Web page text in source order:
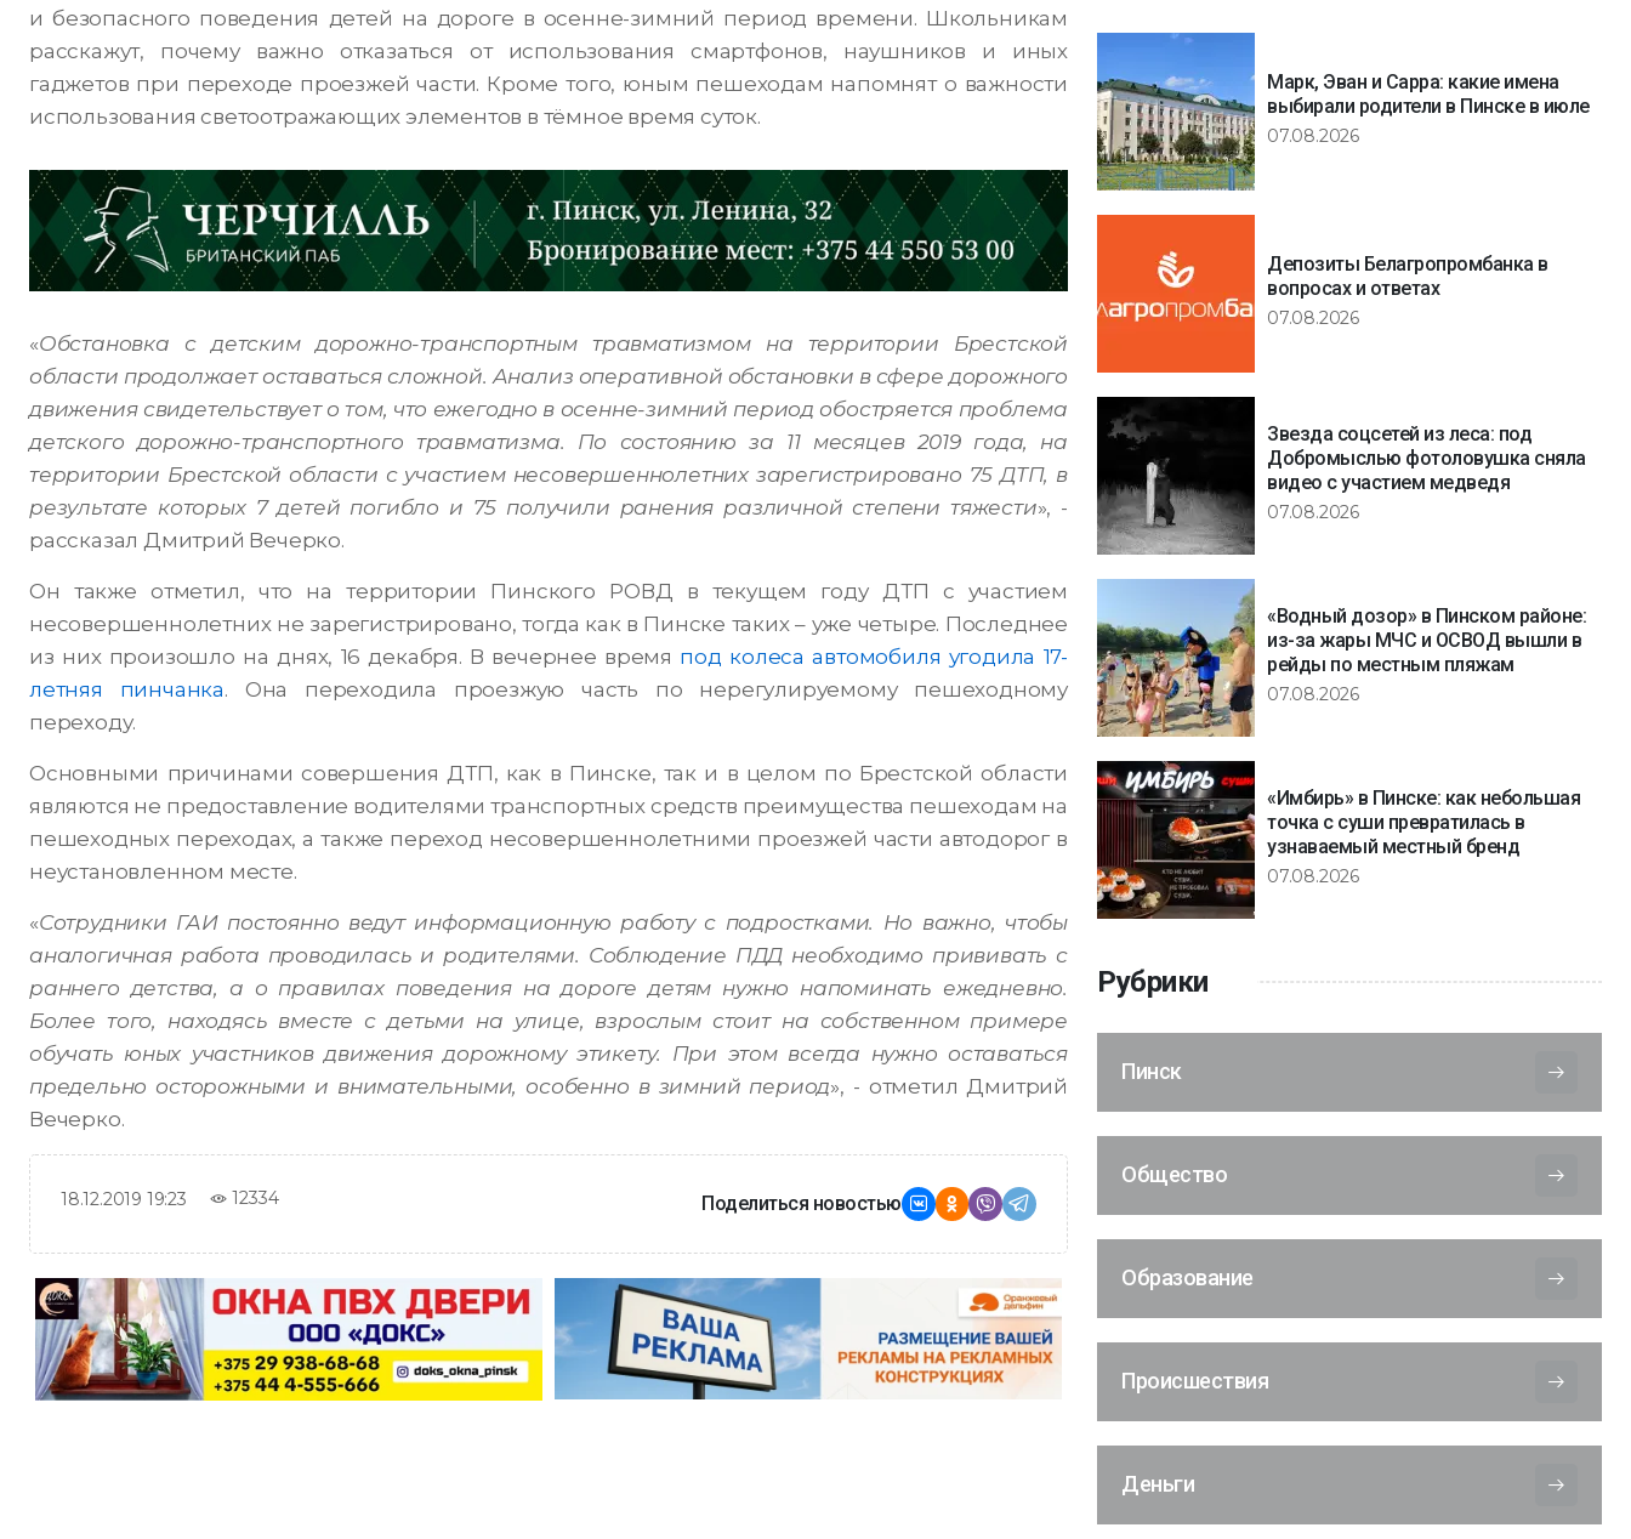
и безопасного поведения детей на дороге в осенне-зимний период времени. Школьникам
расскажут, почему важно отказаться от использования смартфонов, наушников и иных
гаджетов при переходе проезжей части. Кроме того, юным пешеходам напомнят о важности
использования светоотражающих элементов в тёмное время суток.
«Обстановка с детским дорожно-транспортным травматизмом на территории Брестской
области продолжает оставаться сложной. Анализ оперативной обстановки в сфере дорожного
движения свидетельствует о том, что ежегодно в осенне-зимний период обостряется проблема
детского дорожно-транспортного травматизма. По состоянию за 11 месяцев 2019 года, на
территории Брестской области с участием несовершеннолетних зарегистрировано 75 ДТП, в
результате которых 7 детей погибло и 75 получили ранения различной степени тяжести», -
рассказал Дмитрий Вечерко.
Он также отметил, что на территории Пинского РОВД в текущем году ДТП с участием
несовершеннолетних не зарегистрировано, тогда как в Пинске таких – уже четыре. Последнее
из них произошло на днях, 16 декабря. В вечернее время под колеса автомобиля угодила 17-
летняя пинчанка. Она переходила проезжую часть по нерегулируемому пешеходному
переходу.
Основными причинами совершения ДТП, как в Пинске, так и в целом по Брестской области
являются не предоставление водителями транспортных средств преимущества пешеходам на
пешеходных переходах, а также переход несовершеннолетними проезжей части автодорог в
неустановленном месте.
«Сотрудники ГАИ постоянно ведут информационную работу с подростками. Но важно, чтобы
аналогичная работа проводилась и родителями. Соблюдение ПДД необходимо прививать с
раннего детства, а о правилах поведения на дороге детям нужно напоминать ежедневно.
Более того, находясь вместе с детьми на улице, взрослым стоит на собственном примере
обучать юных участников движения дорожному этикету. При этом всегда нужно оставаться
предельно осторожными и внимательными, особенно в зимний период», - отметил Дмитрий
Вечерко.
18.12.2019 19:23 12334 Поделиться новостью
Марк, Эван и Сарра: какие имена
выбирали родители в Пинске в июле
07.08.2026
Депозиты Белагропромбанка в
вопросах и ответах
07.08.2026
Звезда соцсетей из леса: под
Добромыслью фотоловушка сняла
видео с участием медведя
07.08.2026
«Водный дозор» в Пинском районе:
из-за жары МЧС и ОСВОД вышли в
рейды по местным пляжам
07.08.2026
«Имбирь» в Пинске: как небольшая
точка с суши превратилась в
узнаваемый местный бренд
07.08.2026
Рубрики
Пинск
Общество
Образование
Происшествия
Деньги